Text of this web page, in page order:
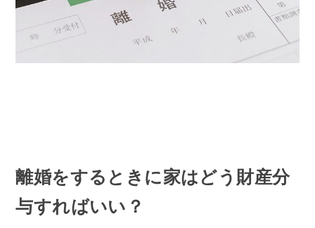
離婚をするときに家はどう財産分
与すればいい？